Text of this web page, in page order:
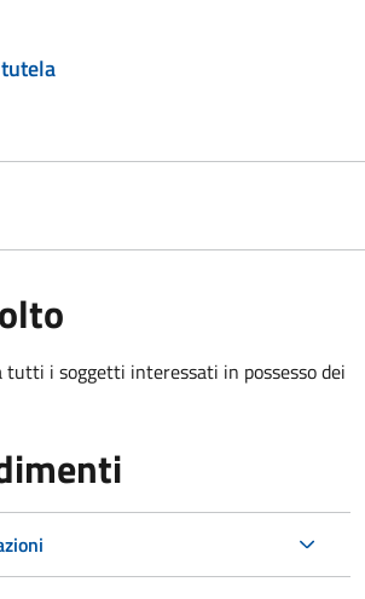
tutti i soggetti interessati in possesso dei